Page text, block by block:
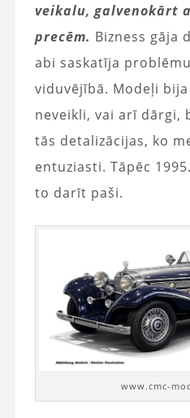
veikalu, galvenokārt
precēm. Bizness gāja
abi saskatīja
viduvējībā. Modeļi
neveikli, vai arī dārgi,
tās detalizācijas, ko
entuziasti. Tāpēc
to darīt paši.
www.cmc-